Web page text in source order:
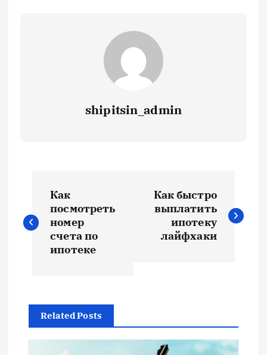
shipitsin_admin
а
г
а
Как
посмотреть
номер
счета по
ипотеке
Как быстро
выплатить
ипотеку
лайфхаки
Related Posts